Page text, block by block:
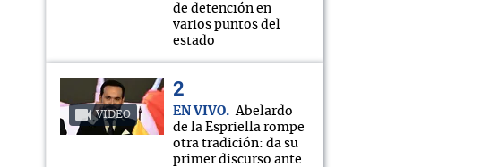
de detención en
varios puntos del
estado
VIDEO EN VIVO
Abelardo
de la Espriella rompe
otra tradición: da su
primer discurso ante